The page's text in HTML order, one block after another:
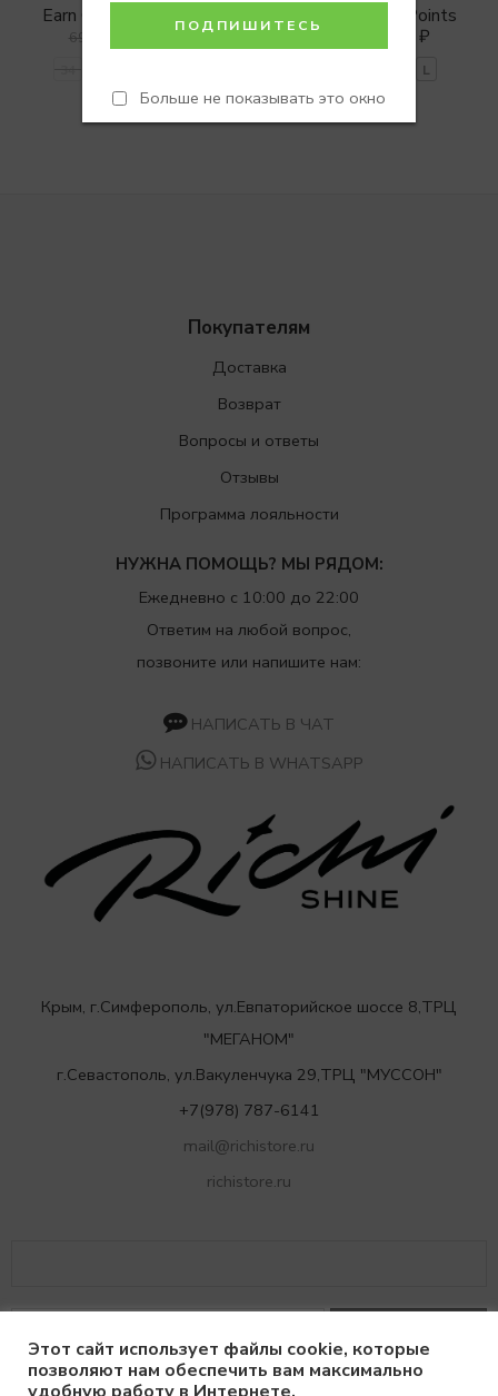
Больше не показывать это окно
Earn 0 Reward Points
6990 ₽
Earn 0 Reward Points
₽
L
Покупателям
Доставка
Возврат
Вопросы и ответы
Отзывы
Программа лояльности
НУЖНА ПОМОЩЬ? МЫ РЯДОМ:
Ежедневно с 10:00 до 22:00
Ответим на любой вопрос,
позвоните или напишите нам:
НАПИСАТЬ В ЧАТ
НАПИСАТЬ В WHATSAPP
Крым, г.Симферополь, ул.Евпаторийское шоссе 8,ТРЦ
"МЕГАНОМ"
г.Севастополь, ул.Вакуленчука 29,ТРЦ "МУССОН"
+7(978) 787-6141
mail@richistore.ru
richistore.ru
Этот сайт использует файлы cookie, которые
позволяют нам обеспечить вам максимально